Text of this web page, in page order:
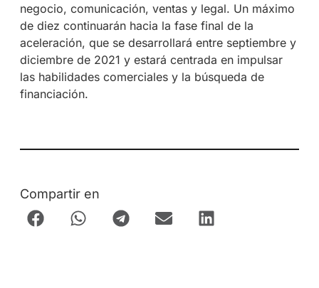
negocio, comunicación, ventas y legal. Un máximo
de diez continuarán hacia la fase final de la
aceleración, que se desarrollará entre septiembre y
diciembre de 2021 y estará centrada en impulsar
las habilidades comerciales y la búsqueda de
financiación.
Compartir en